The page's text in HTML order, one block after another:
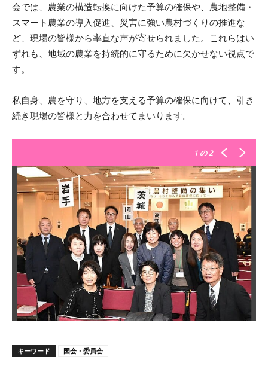
会では、農業の構造転換に向けた予算の確保や、農地整備・
スマート農業の導入促進、災害に強い農村づくりの推進な
ど、現場の皆様から率直な声が寄せられました。これらはい
ずれも、地域の農業を持続的に守るために欠かせない視点で
す。
私自身、農を守り、地方を支える予算の確保に向けて、引き
続き現場の皆様と力を合わせてまいります。
1 の 2
キーワード 国会・委員会